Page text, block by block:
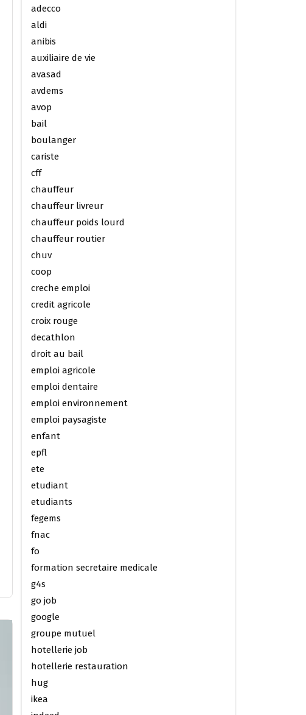
adecco
aldi
anibis
auxiliaire de vie
avasad
avdems
avop
bail
boulanger
cariste
cff
chauffeur
chauffeur livreur
chauffeur poids lourd
chauffeur routier
chuv
coop
creche emploi
credit agricole
croix rouge
decathlon
droit au bail
emploi agricole
emploi dentaire
emploi environnement
emploi paysagiste
enfant
epfl
ete
etudiant
etudiants
fegems
fnac
fo
formation secretaire medicale
g4s
go job
google
groupe mutuel
hotellerie job
hotellerie restauration
hug
ikea